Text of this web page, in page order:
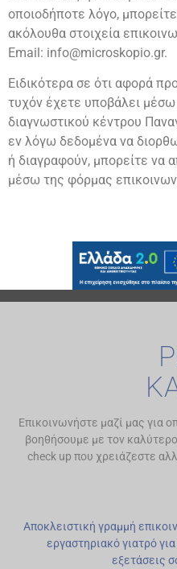
οποιοδήποτε λόγο,
ακόλουθα στοιχεία
Email: info@microskopio.gr.
Ειδικότερα σε ότι αφορά
τυχόν έχετε υποβάλει μέσω
διαγνωστικού κέντρου
εν λόγω δεδομένα να
ή διαγραφούν, μπορείτε να
μέσω της φόρμας
Επικοινωνήστε μαζί μας για
βοηθήσουμε με τον
check up που χρειάζεστε
Αποκλειστική γραμμή
εργαστηριακό γιατρό
εξετάσεις